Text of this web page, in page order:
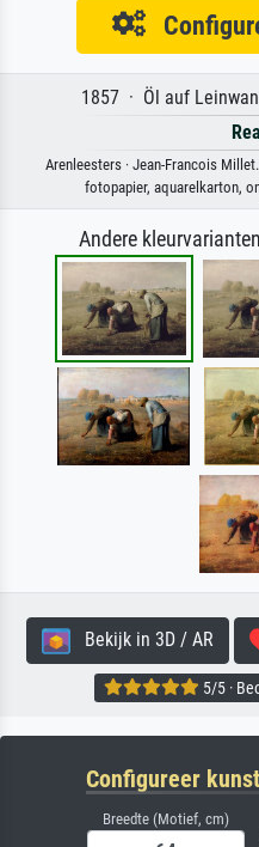
1857 · Öl auf
Arenleesters · Jean-Francois
fotopapier, aquarelkarton,
Andere
Bekijk in 3D / AR
5/5 ·
Configureer
Breedte (Motief, cm)